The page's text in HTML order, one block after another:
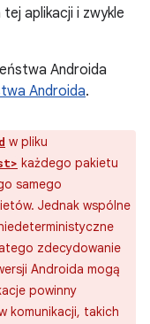
aplikacji i zwykle
Androida
Androida.
w pliku
każdego pakietu
samego
Jednak wspólne
zdecydowanie
Androida mogą
powinny
komunikacji, takich